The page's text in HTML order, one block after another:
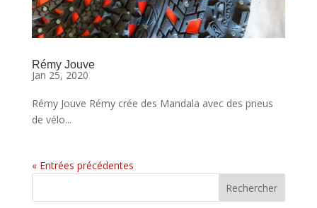
Rémy Jouve
Jan 25, 2020
Rémy Jouve Rémy crée des Mandala avec des pneus
de vélo...
« Entrées précédentes